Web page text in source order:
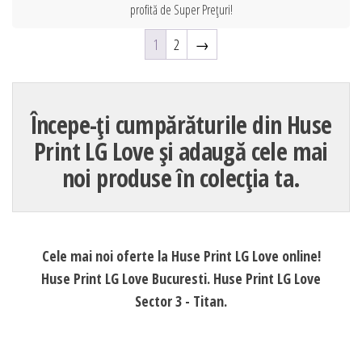
profită de Super Prețuri!
1 2 →
Începe-ți cumpărăturile din Huse
Print LG Love și adaugă cele mai
noi produse în colecția ta.
Cele mai noi oferte la Huse Print LG Love online!
Huse Print LG Love Bucuresti. Huse Print LG Love
Sector 3 - Titan.